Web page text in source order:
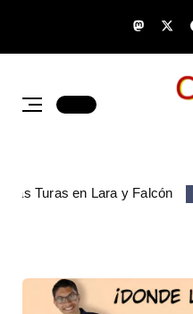
las Turas en Lara y Falcón